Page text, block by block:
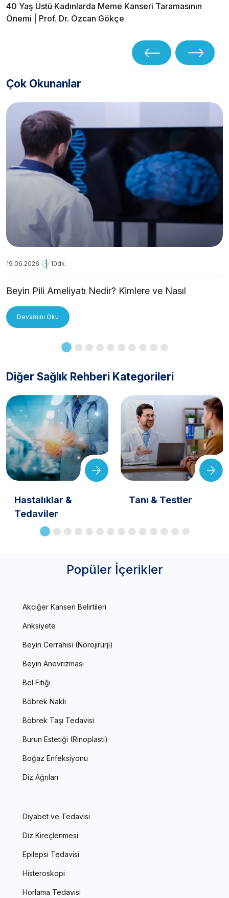
40 Yaş Üstü Kadınlarda Meme Kanseri Taramasının
Önemi | Prof. Dr. Özcan Gökçe
Çok Okunanlar
19.06.2026 10dk.
Beyin Pili Ameliyatı Nedir? Kimlere ve Nasıl
Devamını Oku
Diğer Sağlık Rehberi Kategorileri
Hastalıklar &
Tedaviler
Tanı & Testler
Popüler İçerikler
Akciğer Kanseri Belirtileri
Anksiyete
Beyin Cerrahisi (Nörojirürji)
Beyin Anevrizması
Bel Fıtığı
Böbrek Nakli
Böbrek Taşı Tedavisi
Burun Estetiği (Rinoplasti)
Boğaz Enfeksiyonu
Diz Ağrıları
Diyabet ve Tedavisi
Diz Kireçlenmesi
Epilepsi Tedavisi
Histeroskopi
Horlama Tedavisi